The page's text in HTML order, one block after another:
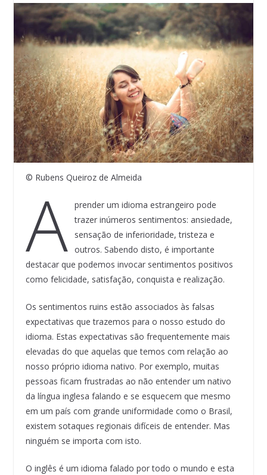
© Rubens Queiroz de Almeida
A
prender um idioma estrangeiro pode
trazer inúmeros sentimentos: ansiedade,
sensação de inferioridade, tristeza e
outros. Sabendo disto, é importante
destacar que podemos invocar sentimentos positivos
como felicidade, satisfação, conquista e realização.
Os sentimentos ruins estão associados às falsas
expectativas que trazemos para o nosso estudo do
idioma. Estas expectativas são frequentemente mais
elevadas do que aquelas que temos com relação ao
nosso próprio idioma nativo. Por exemplo, muitas
pessoas ficam frustradas ao não entender um nativo
da língua inglesa falando e se esquecem que mesmo
em um país com grande uniformidade como o Brasil,
existem sotaques regionais difíceis de entender. Mas
ninguém se importa com isto.
O inglês é um idioma falado por todo o mundo e esta